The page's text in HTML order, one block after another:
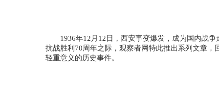
1936年12月12日，西安事变爆发，成为国内战争
抗战胜利70周年之际，观察者网特此推出系列文章，
轻重意义的历史事件。